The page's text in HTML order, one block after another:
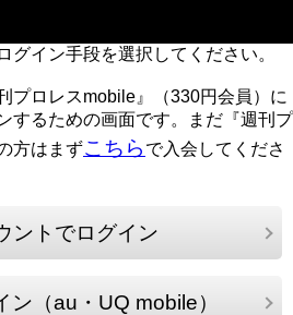
グイン手段を選択してください。
プロレスmobile』（330円会員）に
するための画面です。まだ『週刊プ
方はまずこちら で入会してくださ
ントでログイン
ン（au・UQ mobile）